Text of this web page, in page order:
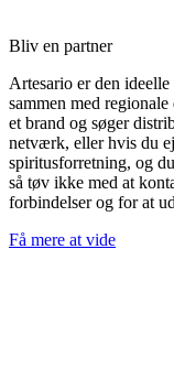
Bliv en partner
Artesario er den
sammen med
et brand og søger
netværk, eller hvis du
spiritusforretning, og
så tøv ikke med at
forbindelser og for at
Få mere at vide